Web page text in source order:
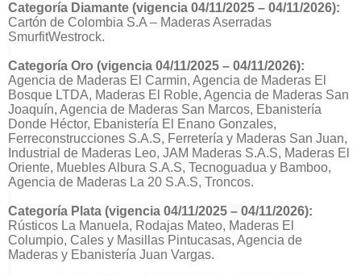
Categoría Diamante (vigencia 04/11/2025 – 04/11/2026):
Cartón de Colombia S.A – Maderas Aserradas
SmurfitWestrock.
Categoría Oro (vigencia 04/11/2025 – 04/11/2026):
Agencia de Maderas El Carmin, Agencia de Maderas El
Bosque LTDA, Maderas El Roble, Agencia de Maderas San
Joaquín, Agencia de Maderas San Marcos, Ebanistería
Donde Héctor, Ebanistería El Enano Gonzales,
Ferreconstrucciones S.A.S, Ferretería y Maderas San Juan,
Industrial de Maderas Leo, JAM Maderas S.A.S, Maderas El
Oriente, Muebles Albura S.A.S, Tecnoguadua y Bamboo,
Agencia de Maderas La 20 S.A.S, Troncos.
Categoría Plata (vigencia 04/11/2025 – 04/11/2026):
Rústicos La Manuela, Rodajas Mateo, Maderas El
Columpio, Cales y Masillas Pintucasas, Agencia de
Maderas y Ebanistería Juan Vargas.